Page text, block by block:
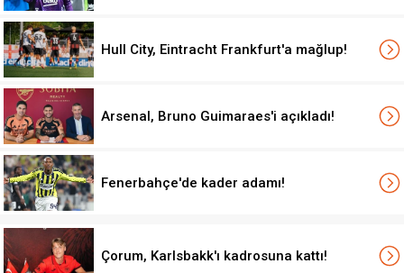
Hull City, Eintracht Frankfurt'a mağlup!
Arsenal, Bruno Guimaraes'i açıkladı!
Fenerbahçe'de kader adamı!
Çorum, Karlsbakk'ı kadrosuna kattı!